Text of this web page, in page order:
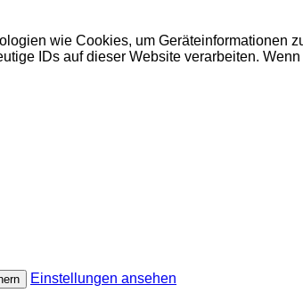
wie Cookies, um Geräteinformationen
IDs auf dieser Website verarbeiten.
Einstellungen ansehen